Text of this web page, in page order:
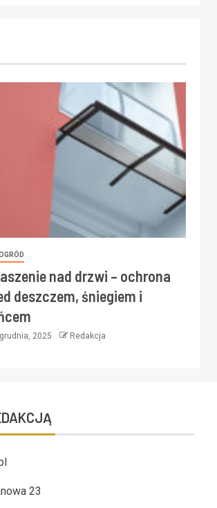
nad drzwi – ochrona
deszczem, śniegiem i
2025 Redakcja
23